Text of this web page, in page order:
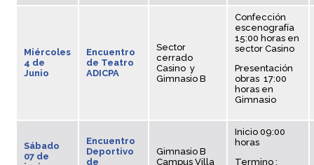
Miércoles
4 de
Junio
Encuentro
de Teatro
ADICPA
Sector
cerrado
Casino y
Gimnasio B
Confección
escenografía
15:00 horas en
sector Casino
Presentación
obras 17:00
horas en
Gimnasio
Sábado
07 de
Encuentro
Deportivo
de
Gimnasio B
Campus Villa
Inicio 09:00
horas
Termino :